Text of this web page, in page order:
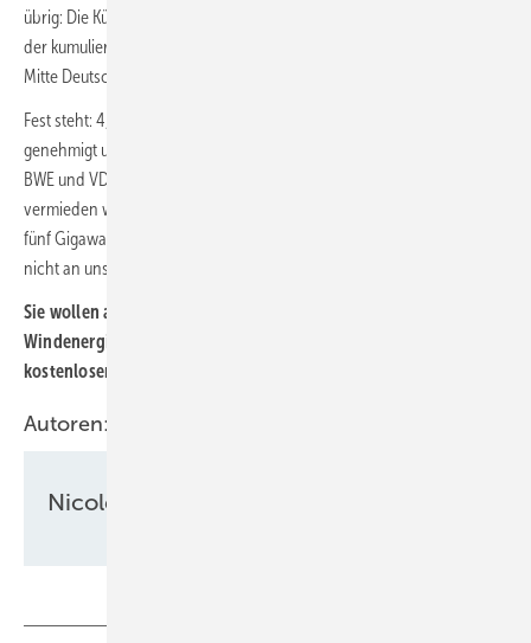
übrig: Die Küstenländer stellen Mitte des Jahres 2021 etwa 41 Prozent
der kumulierten installierten Leistung und den Bundesländern in der
Mitte Deutschlands sind rund 44 Prozent zuzuordnen.
Fest steht: 4,5 Gigawatt an Windleistung sind in Deutschland
genehmigt und bezuschlagt. Sie sollten zeitnah umgesetzt werden.
BWE und VDMA fordern derweil, dass eine künftige Delle beim Ausbau
vermieden werden müsse. Zwischen 2022 und 2030 sollten jährlich
fünf Gigawatt Wind an Land neu ans Netz gehen. „Sonst kommen wir
nicht an unsere Klimaziele“, so Zelinger.
Sie wollen auf dem Laufenden bleiben beim bundesweiten
Windenergieausbau an Land? Holen Sie sich doch unseren
kostenlosen Newsletter.
Autoren:
Nicole Weinhold